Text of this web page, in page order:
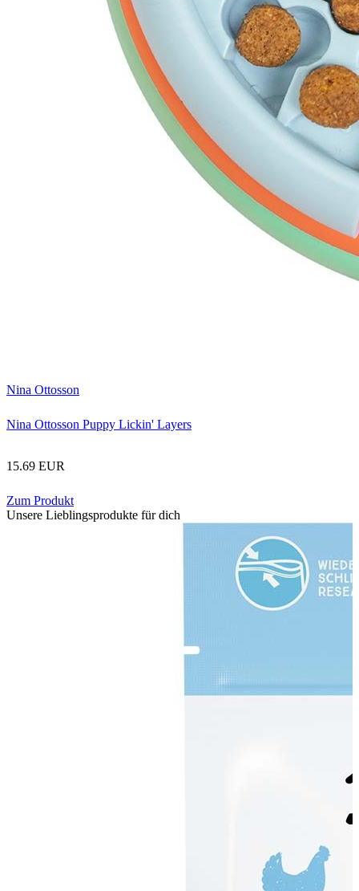
Nina Ottosson
Nina Ottosson Puppy Lickin' Layers
15.69 EUR
Zum Produkt
Unsere Lieblingsprodukte für dich